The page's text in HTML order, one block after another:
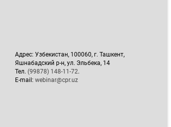
Адрес: Узбекистан, 100060, г. Ташкент,
Яшнабадский р-н, ул. Эльбека, 14
Тел. (99878) 148-11-72.
E-mail: webinar@cpr.uz